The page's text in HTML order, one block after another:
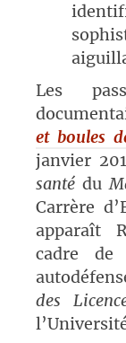
Les
et boules
janvier
santé du
Carrère
apparaît
cadre
des